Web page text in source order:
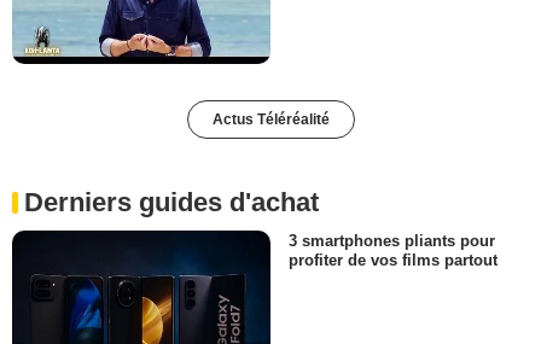
Actus Téléréalité
Derniers guides d'achat
3 smartphones pliants pour
profiter de vos films partout